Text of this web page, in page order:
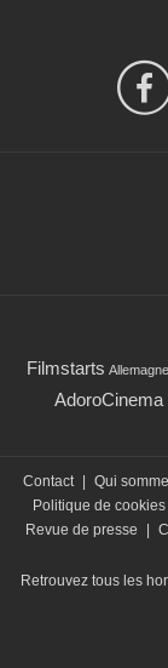
Filmstarts Allemagne
AdoroCinema
Contact | Qui
Politique de cookies
Revue de presse
|
Retrouvez tous les